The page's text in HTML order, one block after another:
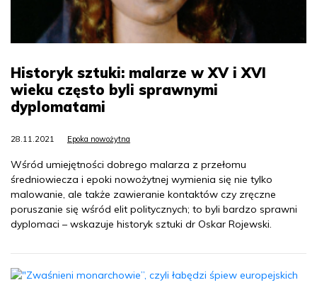
Historyk sztuki: malarze w XV i XVI
wieku często byli sprawnymi
dyplomatami
28.11.2021 Epoka nowożytna
Wśród umiejętności dobrego malarza z przełomu
średniowiecza i epoki nowożytnej wymienia się nie tylko
malowanie, ale także zawieranie kontaktów czy zręczne
poruszanie się wśród elit politycznych; to byli bardzo sprawni
dyplomaci – wskazuje historyk sztuki dr Oskar Rojewski.